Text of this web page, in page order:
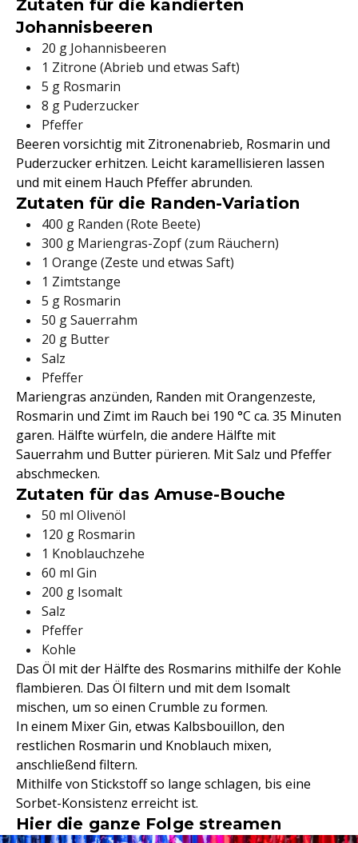
Zutaten für die kandierten
Johannisbeeren
20 g Johannisbeeren
1 Zitrone (Abrieb und etwas Saft)
5 g Rosmarin
8 g Puderzucker
Pfeffer
Beeren vorsichtig mit Zitronenabrieb, Rosmarin und
Puderzucker erhitzen. Leicht karamellisieren lassen
und mit einem Hauch Pfeffer abrunden.
Zutaten für die Randen-Variation
400 g Randen (Rote Beete)
300 g Mariengras-Zopf (zum Räuchern)
1 Orange (Zeste und etwas Saft)
1 Zimtstange
5 g Rosmarin
50 g Sauerrahm
20 g Butter
Salz
Pfeffer
Mariengras anzünden, Randen mit Orangenzeste,
Rosmarin und Zimt im Rauch bei 190 °C ca. 35 Minuten
garen. Hälfte würfeln, die andere Hälfte mit
Sauerrahm und Butter pürieren. Mit Salz und Pfeffer
abschmecken.
Zutaten für das Amuse-Bouche
50 ml Olivenöl
120 g Rosmarin
1 Knoblauchzehe
60 ml Gin
200 g Isomalt
Salz
Pfeffer
Kohle
Das Öl mit der Hälfte des Rosmarins mithilfe der Kohle
flambieren. Das Öl filtern und mit dem Isomalt
mischen, um so einen Crumble zu formen.
In einem Mixer Gin, etwas Kalbsbouillon, den
restlichen Rosmarin und Knoblauch mixen,
anschließend filtern.
Mithilfe von Stickstoff so lange schlagen, bis eine
Sorbet-Konsistenz erreicht ist.
Hier die ganze Folge streamen